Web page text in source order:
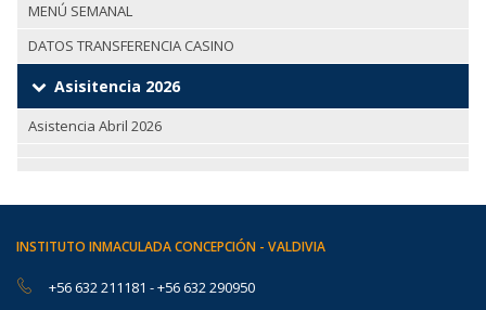
MENÚ SEMANAL
DATOS TRANSFERENCIA CASINO
Asisitencia 2026
Asistencia Abril 2026
INSTITUTO INMACULADA CONCEPCIÓN - VALDIVIA
+56 632 211181 -+56 632 290950